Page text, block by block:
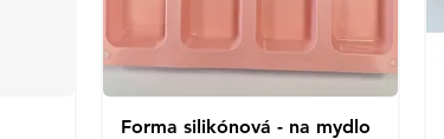
Rychlý náhled
Forma silikónová - na mydlo